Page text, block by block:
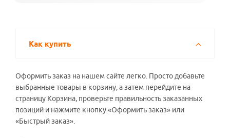
Как купить
Оформить заказ на нашем сайте легко. Просто добавьте
выбранные товары в корзину, а затем перейдите на
страницу Корзина, проверьте правильность заказанных
позиций и нажмите кнопку «Оформить заказ» или
«Быстрый заказ».